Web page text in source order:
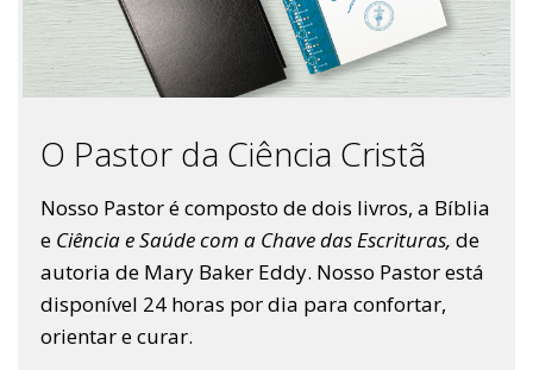
O Pastor da Ciência Cristã
Nosso Pastor é composto de dois livros, a Bíblia
e Ciência e Saúde com a Chave das Escrituras, de
autoria de Mary Baker Eddy. Nosso Pastor está
disponível 24 horas por dia para confortar,
orientar e curar.